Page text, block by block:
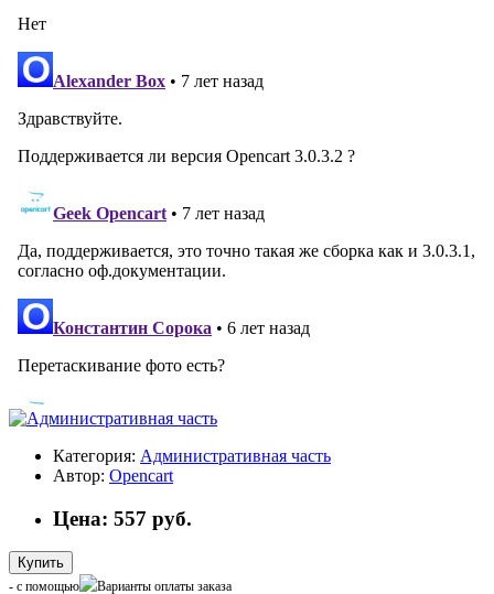
Категория: Административная часть
Автор: Opencart
Цена: 557 руб.
Купить
- с помощью